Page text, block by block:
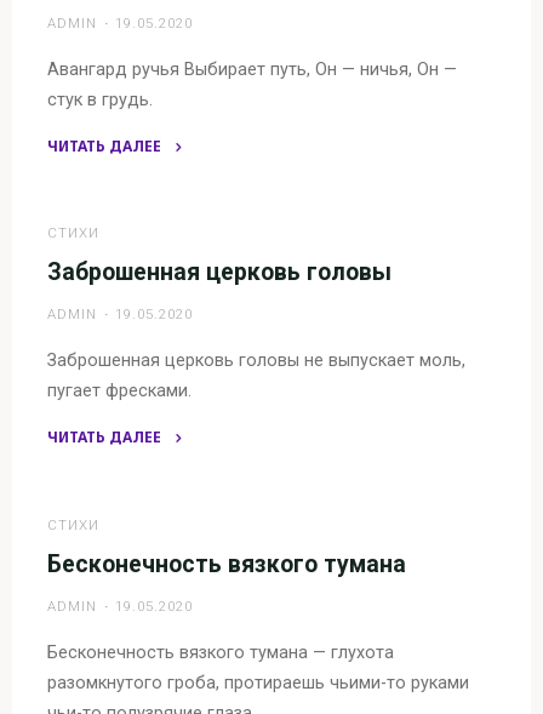
ADMIN 19.05.2020
Авангард ручья Выбирает путь, Он — ничья, Он —
стук в грудь.
ЧИТАТЬ ДАЛЕЕ
СТИХИ
Заброшенная церковь головы
ADMIN 19.05.2020
Заброшенная церковь головы не выпускает моль,
пугает фресками.
ЧИТАТЬ ДАЛЕЕ
головы"
СТИХИ
Бесконечность вязкого тумана
ADMIN 19.05.2020
Бесконечность вязкого тумана — глухота
разомкнутого гроба, протираешь чьими-то руками